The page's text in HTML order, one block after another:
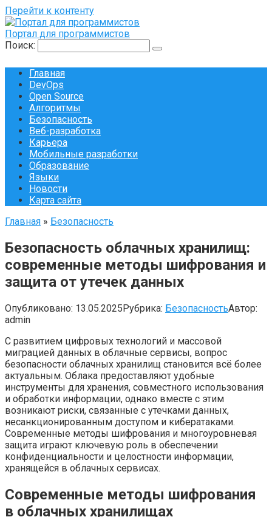
Перейти к контенту
Портал для программистов
Поиск:
Главная
DevOps
Open Source
Алгоритмы
Безопасность
Веб-разработка
Карьера
Мобильные разработки
Образование
Языки
Новости
Карта сайта
Главная » Безопасность
Безопасность облачных хранилищ:
современные методы шифрования и
защита от утечек данных
Опубликовано: 13.05.2025Рубрика: БезопасностьАвтор:
admin
С развитием цифровых технологий и массовой
миграцией данных в облачные сервисы, вопрос
безопасности облачных хранилищ становится всё более
актуальным. Облака предоставляют удобные
инструменты для хранения, совместного использования
и обработки информации, однако вместе с этим
возникают риски, связанные с утечками данных,
несанкционированным доступом и кибератаками.
Современные методы шифрования и многоуровневая
защита играют ключевую роль в обеспечении
конфиденциальности и целостности информации,
хранящейся в облачных сервисах.
Современные методы шифрования
в облачных хранилищах